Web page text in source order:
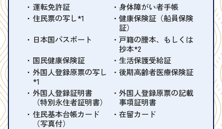
運転免許証
身体障がい者手帳
住民票の写し*1
健康保険証（船員保険
証）
日本国パスポート
戸籍の謄本、もしくは
抄本*2
国民健康保険証
生活保護受給証
外国人登録原票の写し
*1
後期高齢者医療保険証
外国人登録証明書
（特別永住者証明書）
外国人登録原票の記載
事項証明書
住民基本台帳カード
（写真付）
在留カード